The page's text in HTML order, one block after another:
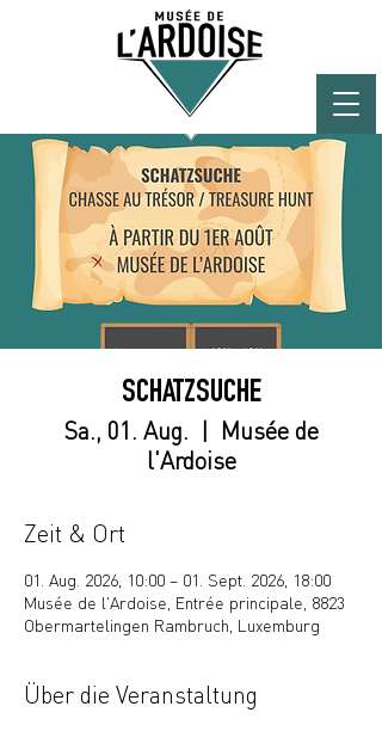
SCHATZSUCHE
Sa., 01. Aug.
  |
Musée de
l'Ardoise
Zeit & Ort
01. Aug. 2026, 10:00 – 01. Sept. 2026, 18:00
Musée de l'Ardoise, Entrée principale, 8823
Obermartelingen Rambruch, Luxemburg
Über die Veranstaltung